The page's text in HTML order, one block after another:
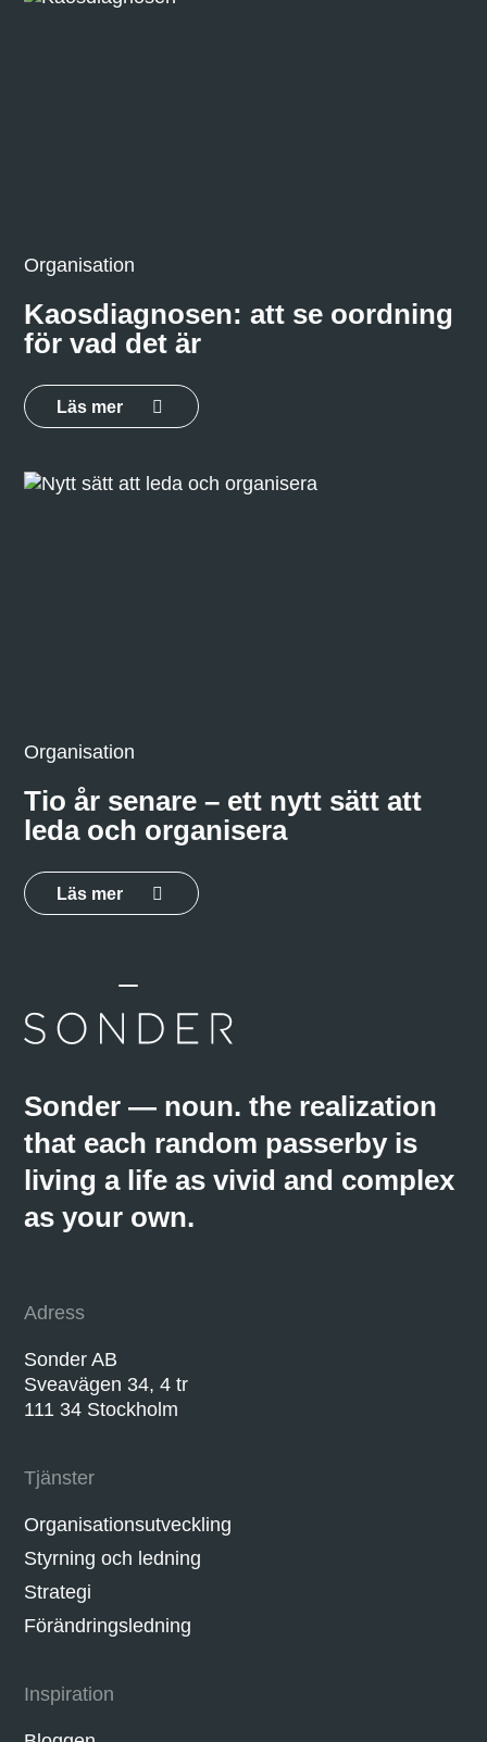
Organisation
Kaosdiagnosen: att se oordning
för vad det är
Läs mer
Organisation
Tio år senare – ett nytt sätt att
leda och organisera
Läs mer
Sonder — noun. the realization
that each random passerby is
living a life as vivid and complex
as your own.
Adress
Sonder AB
Sveavägen 34, 4 tr
111 34 Stockholm
Tjänster
Organisationsutveckling
Styrning och ledning
Strategi
Förändringsledning
Inspiration